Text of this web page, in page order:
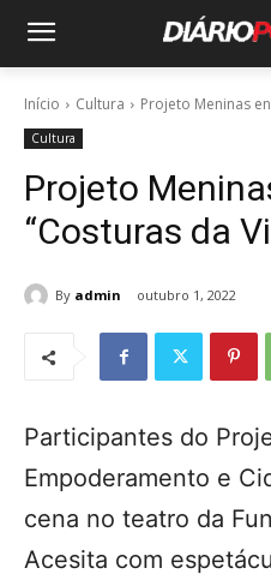
Início Cultura Projeto Meninas
Cultura
Projeto
“Costuras da
By admin outubro 1, 2022
Participantes do
Empoderamento e
cena no teatro da
Acesita com